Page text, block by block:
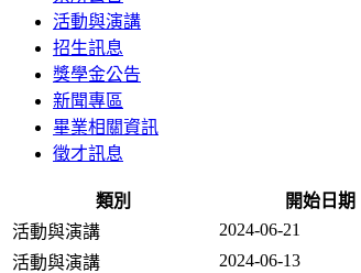
活動與演講
招生訊息
獎學金公告
新聞專區
畢業相關資訊
徵才訊息
類別 開始日期
活動與演講
2024-06-21
活動與演講
2024-06-13